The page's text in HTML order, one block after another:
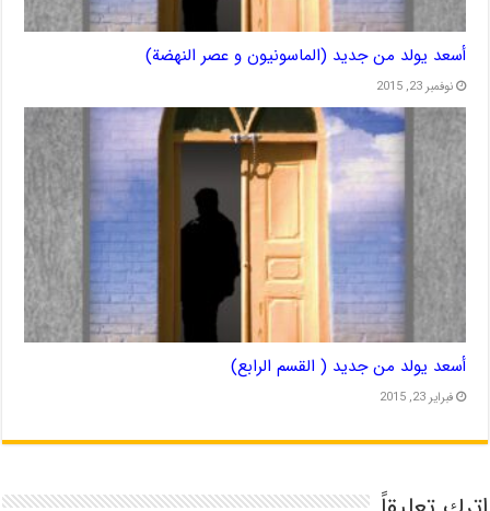
أسعد يولد من جديد (الماسونيون و عصر النهضة)
نوفمبر 23, 2015
أسعد يولد من جديد ( القسم الرابع)
فبراير 23, 2015